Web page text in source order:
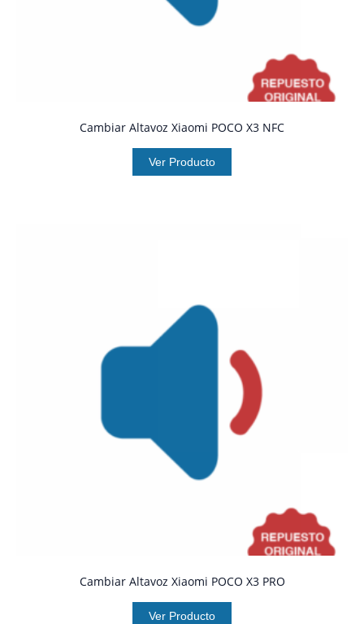
Cambiar Altavoz Xiaomi POCO X3 NFC
Ver Producto
Cambiar Altavoz Xiaomi POCO X3 PRO
Ver Producto